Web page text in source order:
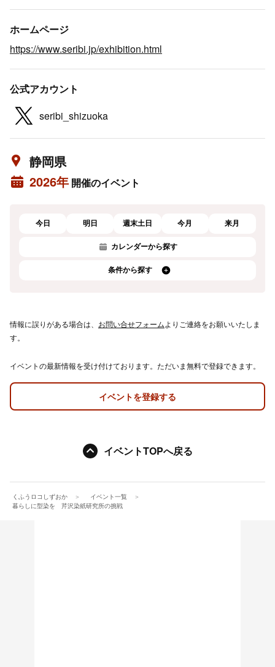
ホームページ
https://www.seribi.jp/exhibition.html
公式アカウント
seribi_shizuoka
静岡県
2026年 開催のイベント
今日 明日 週末土日 今月 来月
カレンダーから探す
条件から探す
情報に誤りがある場合は、 お問い合せフォームよりご連絡をお願いいたしま
す。
イベントの最新情報を受け付けております。ただいま無料で登録できます。
イベントを登録する
イベントTOPへ戻る
くふうロコしずおか
イベント一覧
暮らしに型染を 芹沢染紙研究所の挑戦